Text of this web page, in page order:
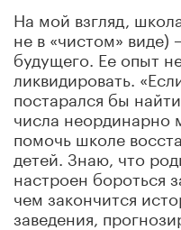
На мой взгляд,
не в «чистом»
будущего. Ее опыт
ликвидировать.
постарался бы
числа неординарно
помочь школе
детей. Знаю, что
настроен бороться
чем закончится
заведения,